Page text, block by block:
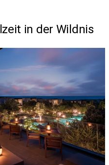
in der Wildnis